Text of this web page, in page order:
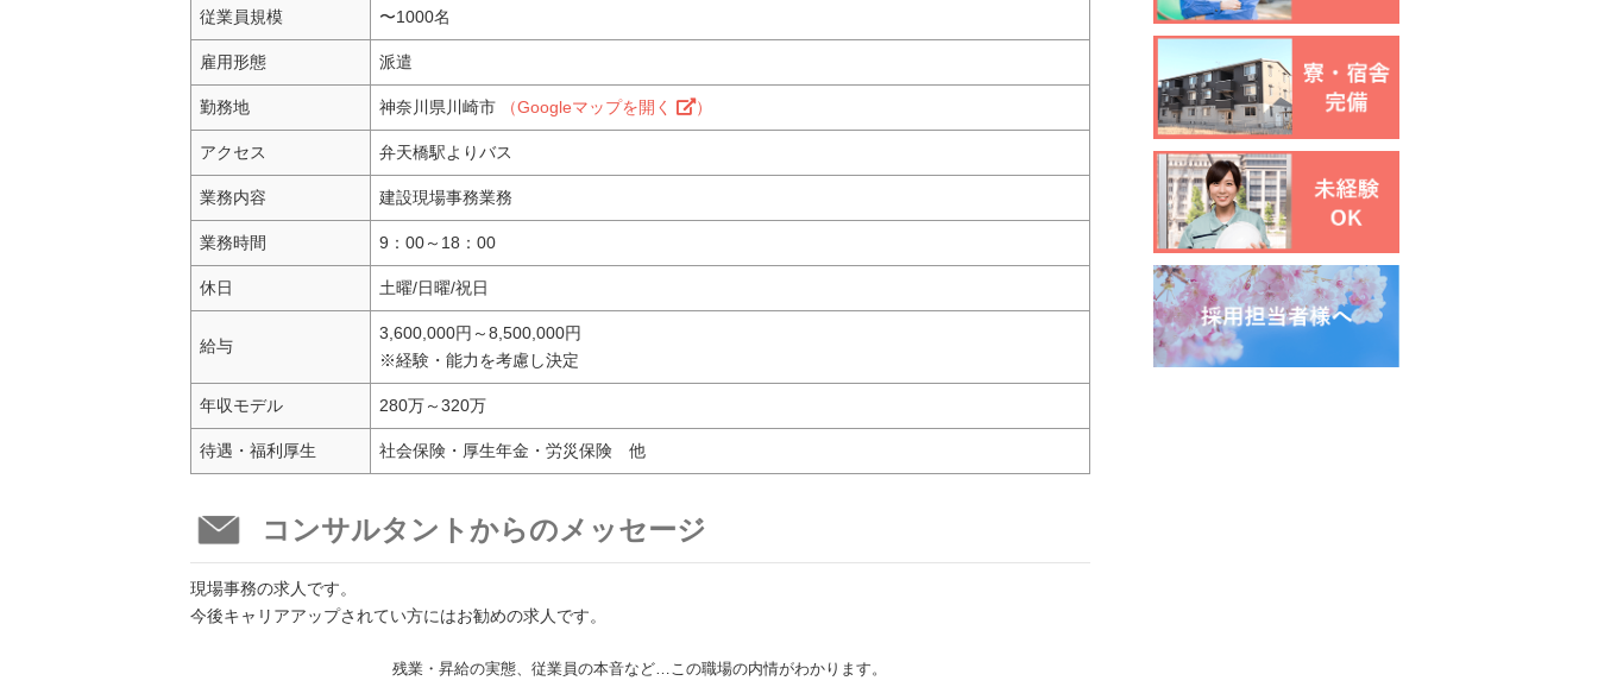
従業員規模 〜1000名
雇用形態 派遣
勤務地 神奈川県川崎市 （Googleマップを開く ）
アクセス 弁天橋駅よりバス
業務内容 建設現場事務業務
業務時間 9：00～18：00
休日 土曜/日曜/祝日
給与
3,600,000円～8,500,000円
※経験・能力を考慮し決定
年収モデル 280万～320万
待遇・福利厚生 社会保険・厚生年金・労災保険 他
コンサルタントからのメッセージ
現場事務の求人です。
今後キャリアアップされてい方にはお勧めの求人です。
残業・昇給の実態、従業員の本音など…この職場の内情がわかります。